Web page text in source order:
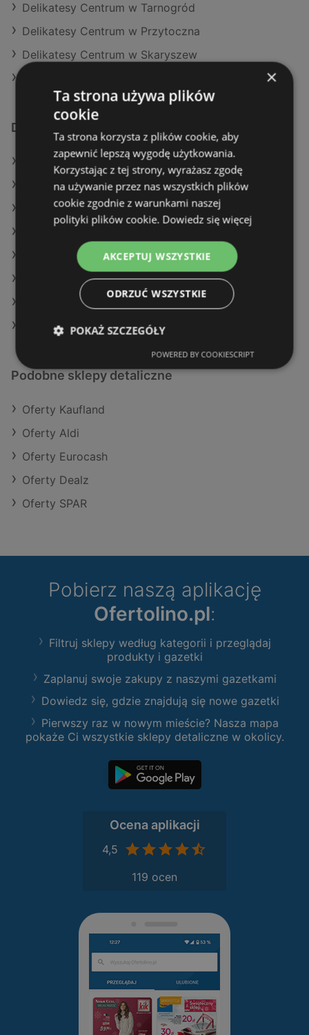
Delikatesy Centrum w Tarnogród
Delikatesy Centrum w Przytoczna
Delikatesy Centrum w Skaryszew
Dodatkowe łącza
Oferty Delikatesy Centrum
Oferty Kaufland
Oferty Aldi
Aktualne gazetki POLOmarket
Aktualne gazetki Auchan
Aktualne gazetki Selgros
Aktualne gazetki Aldi
Podobne sklepy detaliczne
Oferty Kaufland
Oferty Aldi
Oferty Eurocash
Oferty Dealz
Oferty SPAR
Pobierz naszą aplikację
Ofertolino.pl:
Filtruj sklepy według kategorii i przeglądaj
produkty i gazetki
Zaplanuj swoje zakupy z naszymi gazetkami
Dowiedz się, gdzie znajdują się nowe gazetki
Pierwszy raz w nowym mieście? Nasza mapa
pokaże Ci wszystkie sklepy detaliczne w okolicy.
Ocena aplikacji
4,5
119 ocen
×
Ta strona używa plików
cookie
Ta strona korzysta z plików cookie, aby
zapewnić lepszą wygodę użytkowania.
Korzystając z tej strony, wyrażasz zgodę
na używanie przez nas wszystkich plików
cookie zgodnie z warunkami naszej
polityki plików cookie. Dowiedz się więcej
AKCEPTUJ WSZYSTKIE
ODRZUĆ WSZYSTKIE
POKAŻ SZCZEGÓŁY
POWERED BY COOKIESCRIPT